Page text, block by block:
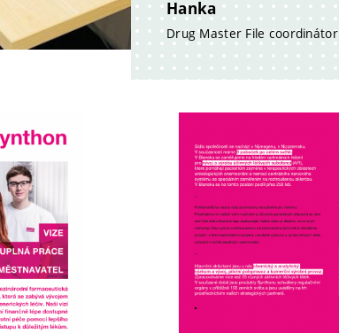
Hanka
Drug Master File coordinátor